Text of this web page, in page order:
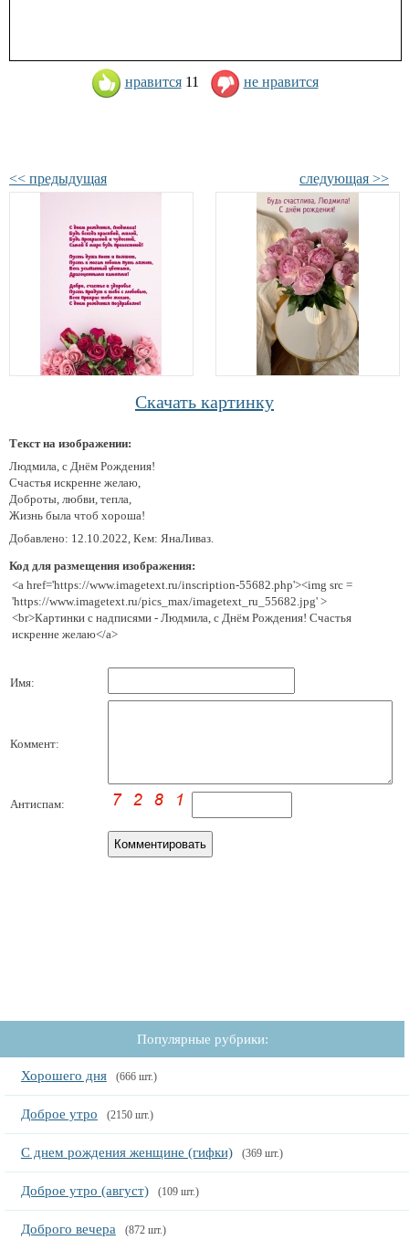
нравится 11 не нравится
<< предыдущая следующая >>
Скачать картинку
Текст на изображении:
Людмила, с Днём Рождения!
Счастья искренне желаю,
Доброты, любви, тепла,
Жизнь была чтоб хороша!
Добавлено: 12.10.2022, Кем: ЯнаЛиваз.
Код для размещения изображения:
<a href='https://www.imagetext.ru/inscription-55682.php'><img src =
'https://www.imagetext.ru/pics_max/imagetext_ru_55682.jpg' >
<br>Картинки с надписями - Людмила, с Днём Рождения! Счастья
искренне желаю</a>
Имя:
Коммент:
Антиспам:
Популярные рубрики:
Хорошего дня (666 шт.)
Доброе утро (2150 шт.)
С днем рождения женщине (гифки) (369 шт.)
Доброе утро (август) (109 шт.)
Доброго вечера (872 шт.)